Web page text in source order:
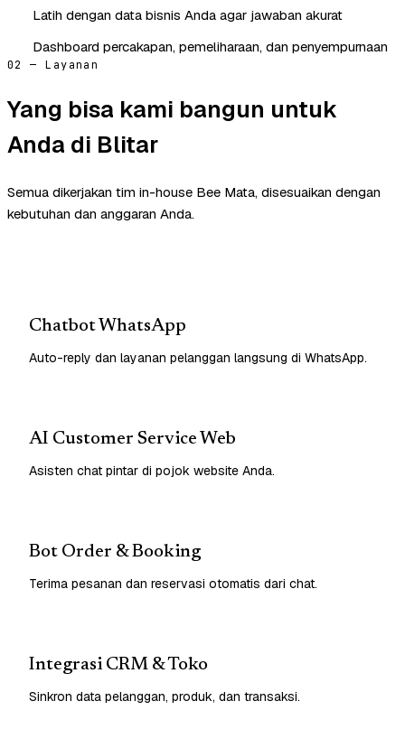
Latih dengan data bisnis Anda agar jawaban akurat
Dashboard percakapan, pemeliharaan, dan penyempurnaan
02 — Layanan
Yang bisa kami bangun untuk
Anda di Blitar
Semua dikerjakan tim in-house Bee Mata, disesuaikan dengan
kebutuhan dan anggaran Anda.
Chatbot WhatsApp
Auto-reply dan layanan pelanggan langsung di WhatsApp.
AI Customer Service Web
Asisten chat pintar di pojok website Anda.
Bot Order & Booking
Terima pesanan dan reservasi otomatis dari chat.
Integrasi CRM & Toko
Sinkron data pelanggan, produk, dan transaksi.